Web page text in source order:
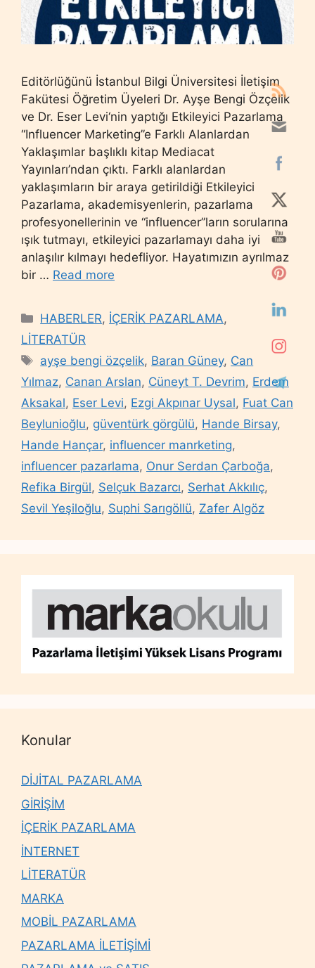
Editörlüğünü İstanbul Bilgi Üniversitesi İletişim
Fakütesi Öğretim Üyeleri Dr. Ayşe Bengi Özçelik
ve Dr. Eser Levi‘nin yaptığı Etkileyici Pazarlama
“Influencer Marketing”e Farklı Alanlardan
Yaklaşımlar başlıklı kitap Mediacat
Yayınları’ndan çıktı. Farklı alanlardan
yaklaşımların bir araya getirildiği Etkileyici
Pazarlama, akademisyenlerin, pazarlama
profesyonellerinin ve “influencer”ların sorularına
ışık tutmayı, etkileyici pazarlamayı daha iyi
anlaşılır kılmayı hedefliyor. Hayatımızın ayrılmaz
bir … Read more
Categories
HABERLER, İÇERİK PAZARLAMA,
LİTERATÜR
Tags
ayşe bengi özçelik, Baran Güney, Can
Yılmaz, Canan Arslan, Cüneyt T. Devrim, Erdem
Aksakal, Eser Levi, Ezgi Akpınar Uysal, Fuat Can
Beylunioğlu, güventürk görgülü, Hande Birsay,
Hande Hançar, influencer manrketing,
influencer pazarlama, Onur Serdan Çarboğa,
Refika Birgül, Selçuk Bazarcı, Serhat Akkılıç,
Sevil Yeşiloğlu, Suphi Sarıgöllü, Zafer Algöz
Konular
DİJİTAL PAZARLAMA
GİRİŞİM
İÇERİK PAZARLAMA
İNTERNET
LİTERATÜR
MARKA
MOBİL PAZARLAMA
PAZARLAMA İLETİŞİMİ